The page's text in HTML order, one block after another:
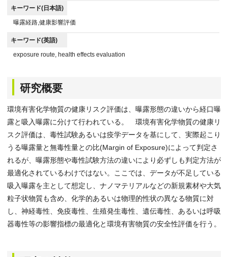
キーワード(日本語)
曝露経路,健康影響評価
キーワード(英語)
exposure route, health effects evaluation
研究概要
環境有害化学物質の健康リスク評価は、曝露形態の違いから経口曝
露と吸入曝露に分けて行われている。 環境有害化学物質の健康リ
スク評価は、毒性試験あるいは疫学データを基にして、実際起こり
うる曝露量と無毒性量との比(Margin of Exposure)によって判定さ
れるが、曝露形態や毒性試験方法の違いにより必ずしも判定方法が
最適化されているわけではない。ここでは、データが不足している
吸入曝露を主として想定し、ナノマテリアルなどの新規素材や大気
粒子状物質も含め、化学的あるいは物理的性状の異なる物質に対
し、神経毒性、免疫毒性、生殖発生毒性、遺伝毒性、あるいは呼吸
器毒性等の影響指標の最適化と環境有害物質の安全性評価を行う。